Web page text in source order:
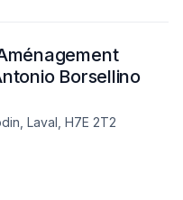
ensemble vos idées
Borsellino
Laval, H7E 2T2